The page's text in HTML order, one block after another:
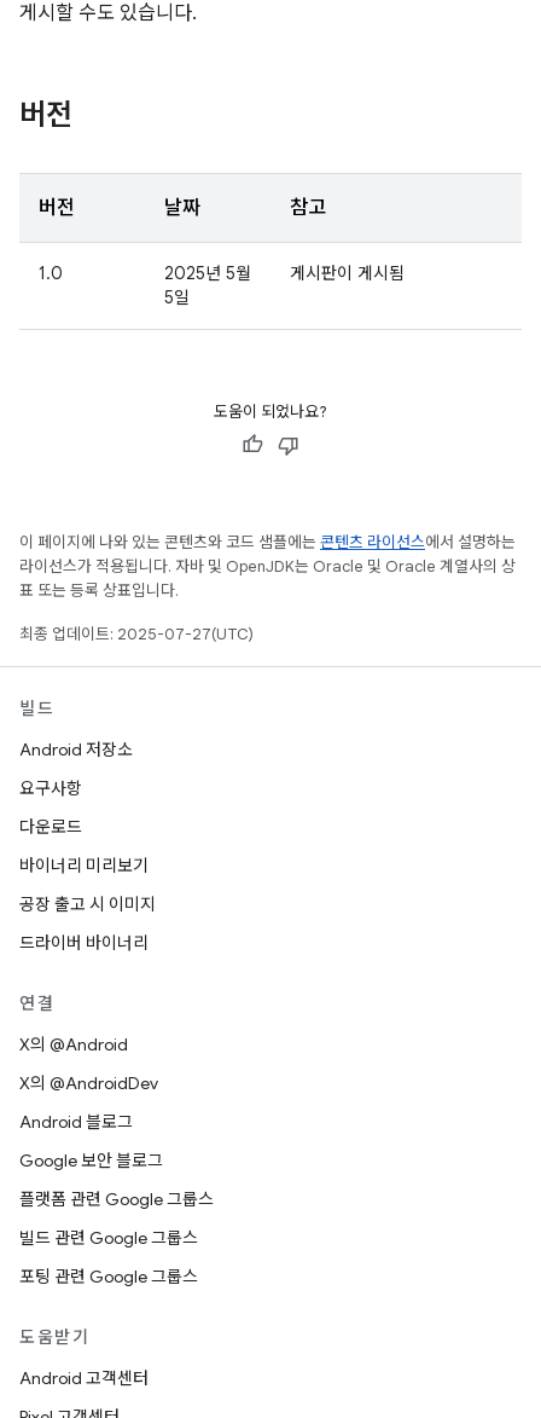
게시할 수도 있습니다.
버전
버전 날짜 참고
1.0
2025년 5월
5일
게시판이 게시됨
도움이 되었나요?
이 페이지에 나와 있는 콘텐츠와 코드 샘플에는 콘텐츠 라이선스에서 설명하는
라이선스가 적용됩니다. 자바 및 OpenJDK는 Oracle 및 Oracle 계열사의 상
표 또는 등록 상표입니다.
최종 업데이트: 2025-07-27(UTC)
빌드
Android 저장소
요구사항
다운로드
바이너리 미리보기
공장 출고 시 이미지
드라이버 바이너리
연결
X의 @Android
X의 @AndroidDev
Android 블로그
Google 보안 블로그
플랫폼 관련 Google 그룹스
빌드 관련 Google 그룹스
포팅 관련 Google 그룹스
도움받기
Android 고객센터